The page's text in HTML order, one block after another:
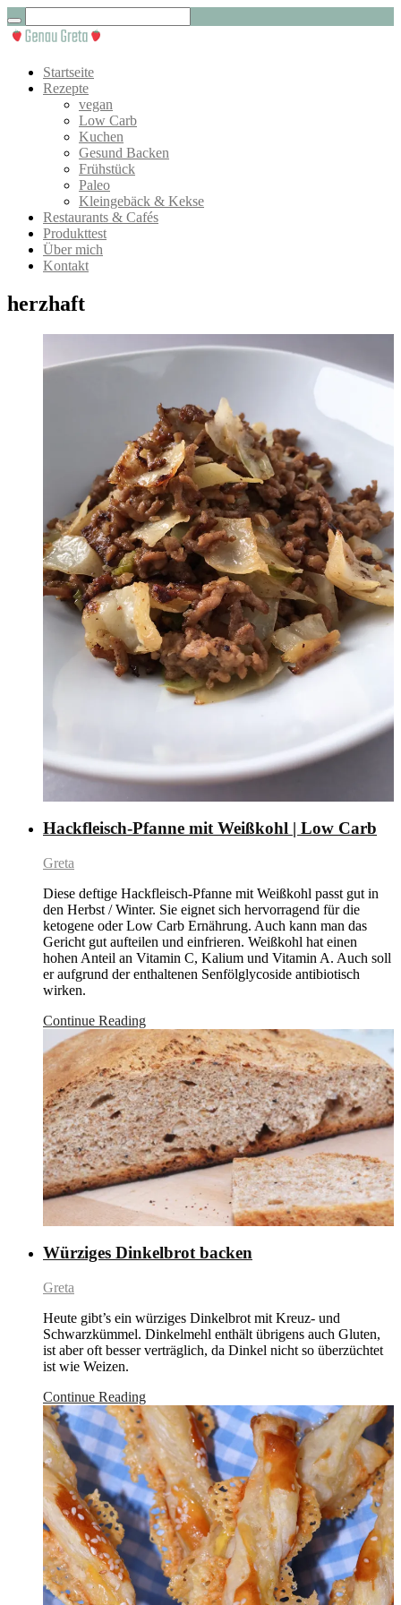
Startseite
Rezepte
vegan
Low Carb
Kuchen
Gesund Backen
Frühstück
Paleo
Kleingebäck & Kekse
Restaurants & Cafés
Produkttest
Über mich
Kontakt
herzhaft
Hackfleisch-Pfanne mit Weißkohl | Low Carb
Greta
Diese deftige Hackfleisch-Pfanne mit Weißkohl passt gut in
den Herbst / Winter. Sie eignet sich hervorragend für die
ketogene oder Low Carb Ernährung. Auch kann man das
Gericht gut aufteilen und einfrieren. Weißkohl hat einen
hohen Anteil an Vitamin C, Kalium und Vitamin A. Auch soll
er aufgrund der enthaltenen Senfölglycoside antibiotisch
wirken.
Continue Reading
Würziges Dinkelbrot backen
Greta
Heute gibt’s ein würziges Dinkelbrot mit Kreuz- und
Schwarzkümmel. Dinkelmehl enthält übrigens auch Gluten,
ist aber oft besser verträglich, da Dinkel nicht so überzüchtet
ist wie Weizen.
Continue Reading